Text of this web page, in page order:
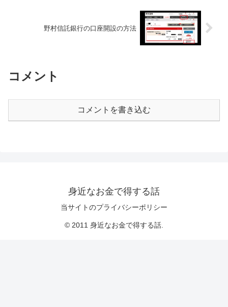
野村信託銀行の口座開設の方法
コメント
コメントを書き込む
身近なお金で得する話
当サイトのプライバシーポリシー
© 2011 身近なお金で得する話.